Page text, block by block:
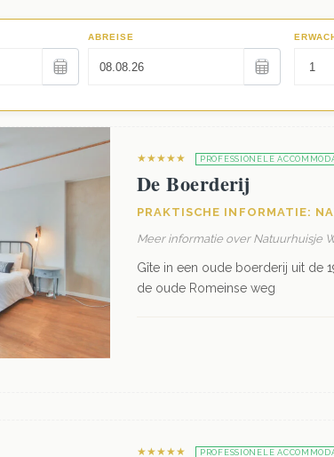
★★★★★ PROFESSIONELE
De Boerderij
PRAKTISCHE INFORMATIE:
Meer informatie over Natuurhuisje
Gîte in een oude boerderij uit de
de oude Romeinse weg
★★★★★ PROFESSIONELE